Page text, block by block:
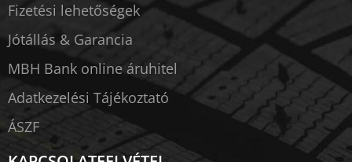
Fizetési lehetőségek
Jótállás & Garancia
MBH Bank online áruhitel
Adatkezelési Tájékoztató
ÁSZF